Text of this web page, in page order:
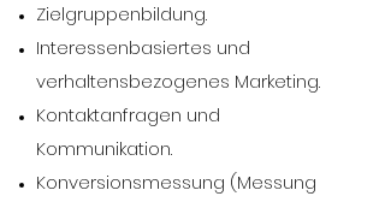
Zielgruppenbildung.
Interessenbasiertes und
verhaltensbezogenes Marketing.
Kontaktanfragen und
Kommunikation.
Konversionsmessung (Messung